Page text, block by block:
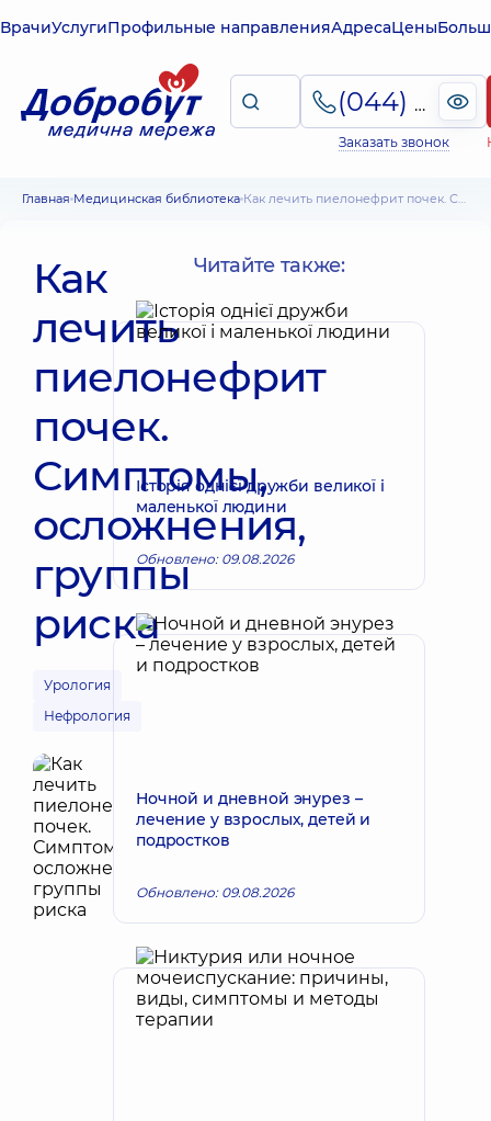
ВрачиУслугиПрофильные направленияАдресаЦены
(044) 495-2-888
Заказать звонок
Главная Медицинская библиотека Как лечить пиелонефрит почек. Симптомы, осложнения, группы риска
Как
лечить
пиелонефрит
почек.
Симптомы,
осложнения,
группы
риска
Урология
Нефрология
Читайте также:
Історія однієї дружби великої і
маленької людини
Обновлено: 09.08.2026
Ночной и дневной энурез –
лечение у взрослых, детей и
подростков
Обновлено: 09.08.2026